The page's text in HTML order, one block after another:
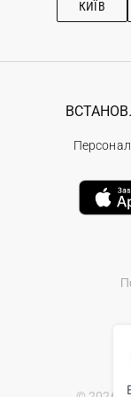
КИЇВ